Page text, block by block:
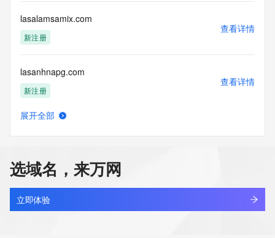
lasalamsamix.com
新注册
查看详情
lasanhnapg.com
新注册
查看详情
lasaribao.cn
最近查询
查看详情
展开全部
选域名，来万网
立即体验